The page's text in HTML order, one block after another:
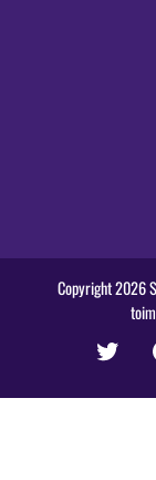
Copyright 2026